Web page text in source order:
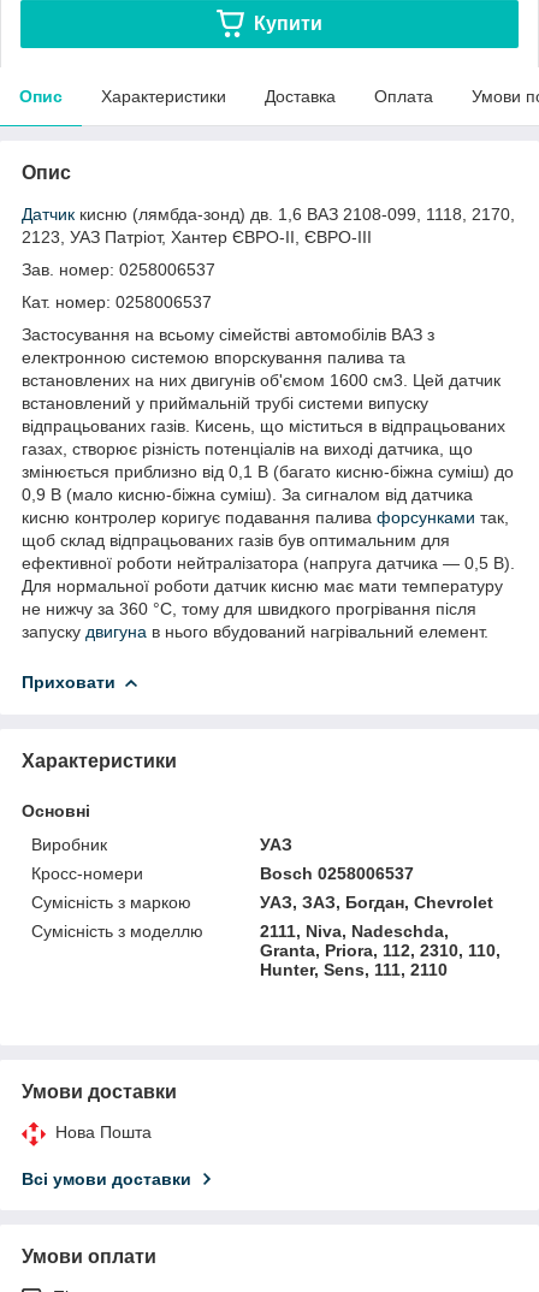
Купити
Опис Характеристики Доставка Оплата Умови
Опис
Датчик кисню (лямбда-зонд) дв. 1,6 ВАЗ 2108-099, 1118, 2170,
2123, УАЗ Патріот, Хантер ЄВРО-II, ЄВРО-III
Зав. номер: 0258006537
Кат. номер: 0258006537
Застосування на всьому сімействі автомобілів ВАЗ з
електронною системою впорскування палива та
встановлених на них двигунів об'ємом 1600 см3. Цей датчик
встановлений у приймальній трубі системи випуску
відпрацьованих газів. Кисень, що міститься в відпрацьованих
газах, створює різність потенціалів на виході датчика, що
змінюється приблизно від 0,1 В (багато кисню-біжна суміш) до
0,9 В (мало кисню-біжна суміш). За сигналом від датчика
кисню контролер коригує подавання палива форсунками так,
щоб склад відпрацьованих газів був оптимальним для
ефективної роботи нейтралізатора (напруга датчика — 0,5 В).
Для нормальної роботи датчик кисню має мати температуру
не нижчу за 360 °C, тому для швидкого прогрівання після
запуску двигуна в нього вбудований нагрівальний елемент.
Приховати
Характеристики
Основні
Виробник
УАЗ
Кросс-номери
Bosch 0258006537
Сумісність з маркою
УАЗ, ЗАЗ, Богдан, Chevrolet
Сумісність з моделлю
2111, Niva, Nadeschda,
Granta, Priora, 112, 2310, 110,
Hunter, Sens, 111, 2110
Умови доставки
Нова Пошта
Всі умови доставки
Умови оплати